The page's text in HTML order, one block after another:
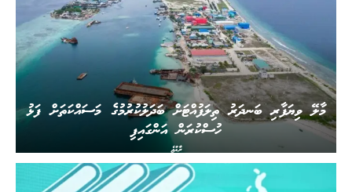
ރާއްޖެ
މާލޭ ވިޔަފާރި ބަނދަރު ތިލަފުއްޓަށް ބަދަލުކުރުމުގެ މަސައްކަތަށް ފަޅު
ހުސްކުރަން އަންގައިފި